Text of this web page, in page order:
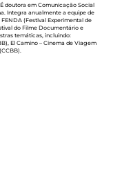
doutora em Comunicação Social
Integra anualmente a equipe de
(Festival Experimental de
do Filme Documentário e
temáticas, incluindo:
El Camino – Cinema de Viagem